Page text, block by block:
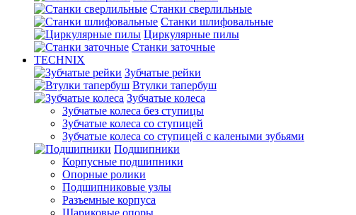
Станки сверлильные
Станки шлифовальные
Циркулярные пилы
Станки заточные
TECHNIX
Зубчатые рейки
Втулки тапербуш
Зубчатые колеса
Зубчатые колеса без ступицы
Зубчатые колеса со ступицей
Зубчатые колеса со ступицей с калеными зубьями
Подшипники
Корпусные подшипники
Опорные ролики
Подшипниковые узлы
Разъемные корпуса
Шариковые опоры